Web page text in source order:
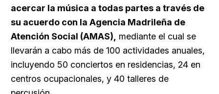
acercar la música a todas partes a través de
su acuerdo con la Agencia Madrileña de
Atención Social (AMAS),
mediante el cual se
llevarán a cabo más de 100 actividades anuales,
incluyendo 50 conciertos en residencias, 24 en
centros ocupacionales, y 40 talleres de